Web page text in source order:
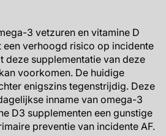
3 vetzuren en vitamine D
een verhoogd risico op incidente
deze supplementatie van deze
voorkomen. De huidige
enigszins tegenstrijdig. Deze
inname van omega-3
D3 supplementen een gunstige
preventie van incidente AF.